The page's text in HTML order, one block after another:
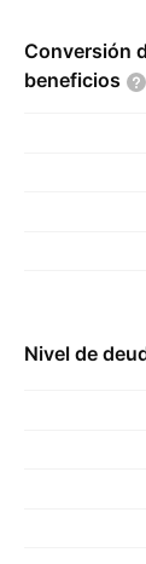
Conversión
beneficios
Nivel de